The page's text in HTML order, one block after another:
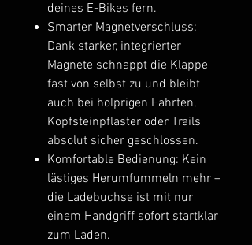
deines E-Bikes fern.
Smarter Magnetverschluss:
Dank starker, integrierter
Magnete schnappt die Klappe
fast von selbst zu und bleibt
auch bei holprigen Fahrten,
Kopfsteinpflaster oder Trails
absolut sicher geschlossen.
Komfortable Bedienung: Kein
lästiges Herumfummeln mehr –
die Ladebuchse ist mit nur
einem Handgriff sofort startklar
zum Laden.